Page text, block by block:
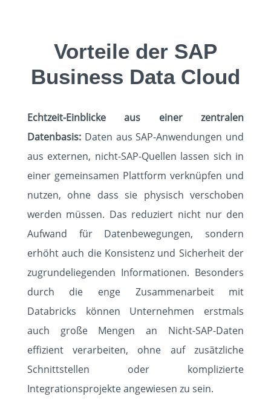
Vorteile der SAP
Business Data Cloud
Echtzeit-Einblicke aus einer zentralen
Datenbasis: Daten aus SAP-Anwendungen und
aus externen, nicht-SAP-Quellen lassen sich in
einer gemeinsamen Plattform verknüpfen und
nutzen, ohne dass sie physisch verschoben
werden müssen. Das reduziert nicht nur den
Aufwand für Datenbewegungen, sondern
erhöht auch die Konsistenz und Sicherheit der
zugrundeliegenden Informationen. Besonders
durch die enge Zusammenarbeit mit
Databricks können Unternehmen erstmals
auch große Mengen an Nicht-SAP-Daten
effizient verarbeiten, ohne auf zusätzliche
Schnittstellen oder komplizierte
Integrationsprojekte angewiesen zu sein.